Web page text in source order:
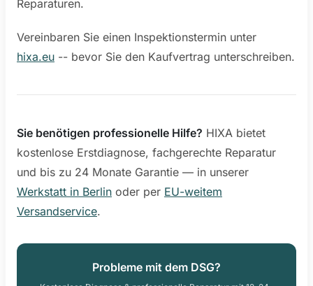
Reparaturen.
Vereinbaren Sie einen Inspektionstermin unter
hixa.eu -- bevor Sie den Kaufvertrag unterschreiben.
Sie benötigen professionelle Hilfe? HIXA bietet
kostenlose Erstdiagnose, fachgerechte Reparatur
und bis zu 24 Monate Garantie — in unserer
Werkstatt in Berlin oder per EU-weitem
Versandservice.
Probleme mit dem DSG?